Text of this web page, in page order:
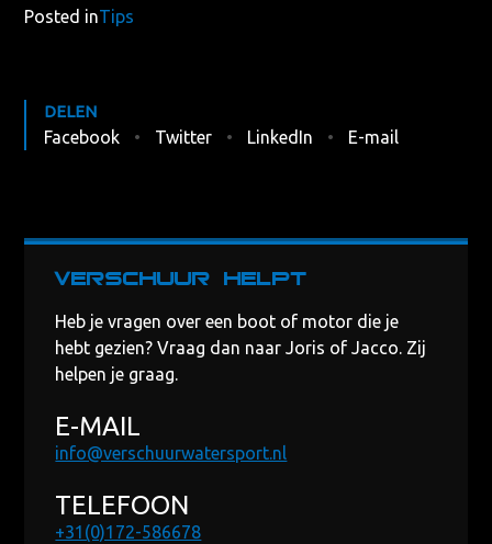
Posted inTips
DELEN
Facebook Twitter LinkedIn E-mail
Verschuur helpt
Heb je vragen over een boot of motor die je
hebt gezien? Vraag dan naar Joris of Jacco. Zij
helpen je graag.
E-MAIL
info@verschuurwatersport.nl
TELEFOON
+31(0)172-586678